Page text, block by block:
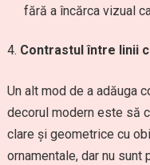
fără a încărca vizual
Contrastul între linii
Un alt mod de a adăuga
decorul modern este să
clare și geometrice cu
ornamentale, dar nu sunt